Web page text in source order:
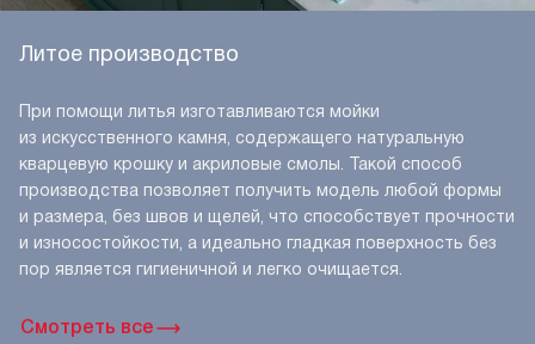
Смотреть все
Литое производство
При помощи литья изготавливаются мойки
из искусственного камня, содержащего натуральную
кварцевую крошку и акриловые смолы. Такой способ
производства позволяет получить модель любой формы
и размера, без швов и щелей, что способствует прочности
и износостойкости, а идеально гладкая поверхность без
пор является гигиеничной и легко очищается.